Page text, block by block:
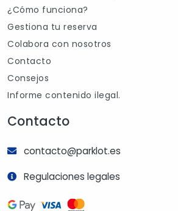
¿Cómo funciona?
Gestiona tu reserva
Colabora con nosotros
Contacto
Consejos
Informe contenido ilegal.
Contacto
contacto@parklot.es
Regulaciones legales